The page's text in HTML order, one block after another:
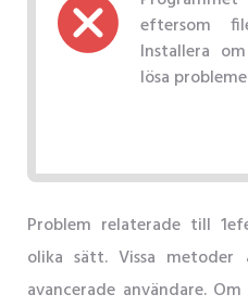
eftersom
Installera
lösa
Problem relaterade till
olika sätt. Vissa
avancerade användare.